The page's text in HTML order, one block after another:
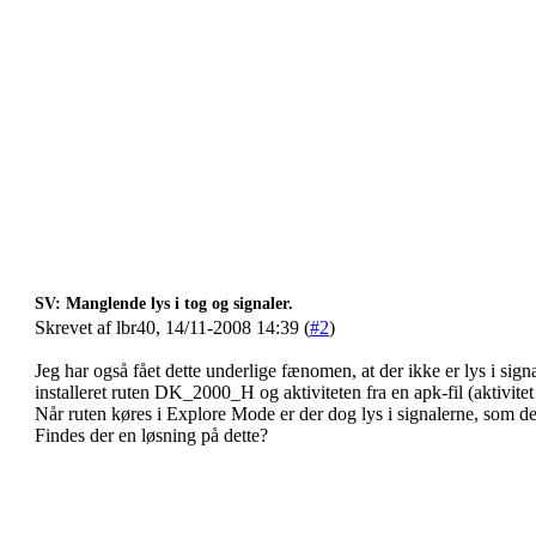
SV: Manglende lys i tog og signaler.
Skrevet af lbr40, 14/11-2008 14:39 (#2)
Jeg har også fået dette underlige fænomen, at der ikke er lys i
installeret ruten DK_2000_H og aktiviteten fra en apk-fil
Når ruten køres i Explore Mode er der dog lys i signalerne, som
Findes der en løsning på dette?